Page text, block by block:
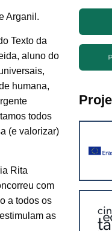
Arganil.
Texto da
aluno do
humana,
todos
(e valorizar)
Rita
com
a todos os
as